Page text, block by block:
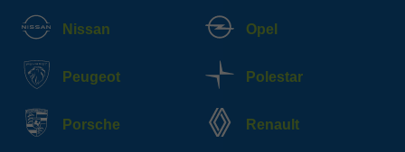
Nissan Opel
Peugeot Polestar
Porsche Renault